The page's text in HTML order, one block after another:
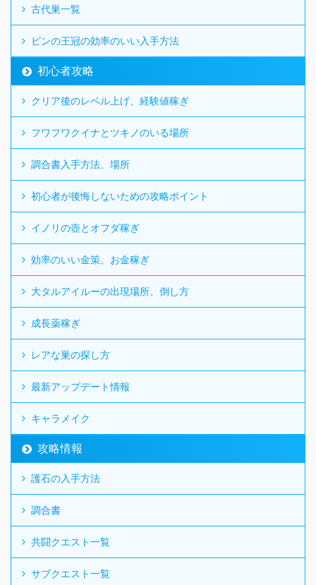
古代巣一覧
ビンの王冠の効率のいい入手方法
初心者攻略
クリア後のレベル上げ、経験値稼ぎ
フワフワクイナとツキノのいる場所
調合書入手方法、場所
初心者が後悔しないための攻略ポイント
イノリの壺とオフダ稼ぎ
効率のいい金策、お金稼ぎ
大タルアイルーの出現場所、倒し方
成長薬稼ぎ
レアな巣の探し方
最新アップデート情報
キャラメイク
攻略情報
護石の入手方法
調合書
共闘クエスト一覧
サブクエスト一覧